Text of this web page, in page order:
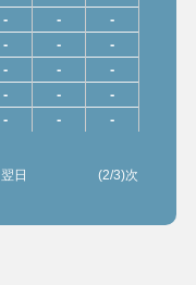
- - -
- - -
- - -
- - -
- - -
翌日 (2/3)次